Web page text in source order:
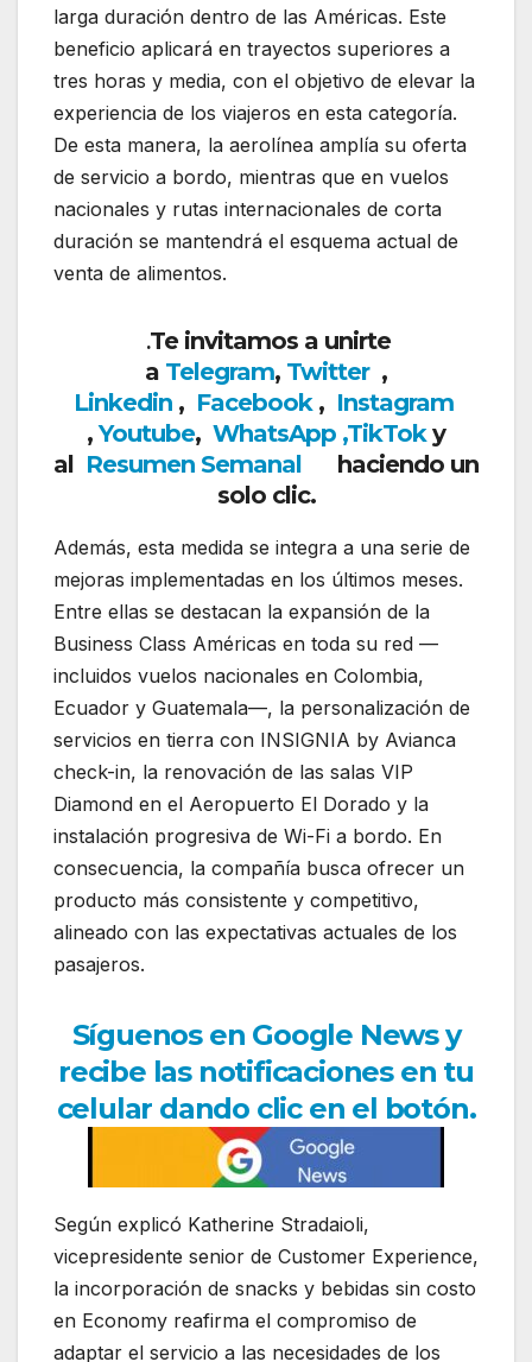
larga duración dentro de las Américas. Este
beneficio aplicará en trayectos superiores a
tres horas y media, con el objetivo de elevar la
experiencia de los viajeros en esta categoría.
De esta manera, la aerolínea amplía su oferta
de servicio a bordo, mientras que en vuelos
nacionales y rutas internacionales de corta
duración se mantendrá el esquema actual de
venta de alimentos.
.Te invitamos a unirte
a Telegram, Twitter ,
Linkedin, Facebook, Instagram
,Youtube, WhatsApp ,TikToky
al Resumen Semanal haciendo un
solo clic.
Además, esta medida se integra a una serie de
mejoras implementadas en los últimos meses.
Entre ellas se destacan la expansión de la
Business Class Américas en toda su red —
incluidos vuelos nacionales en Colombia,
Ecuador y Guatemala—, la personalización de
servicios en tierra con INSIGNIA by Avianca
check-in, la renovación de las salas VIP
Diamond en el Aeropuerto El Dorado y la
instalación progresiva de Wi-Fi a bordo. En
consecuencia, la compañía busca ofrecer un
producto más consistente y competitivo,
alineado con las expectativas actuales de los
pasajeros.
Síguenos en Google News y
recibe las notificaciones en tu
celular dando clic en el botón.
Según explicó Katherine Stradaioli,
vicepresidente senior de Customer Experience,
la incorporación de snacks y bebidas sin costo
en Economy reafirma el compromiso de
adaptar el servicio a las necesidades de los